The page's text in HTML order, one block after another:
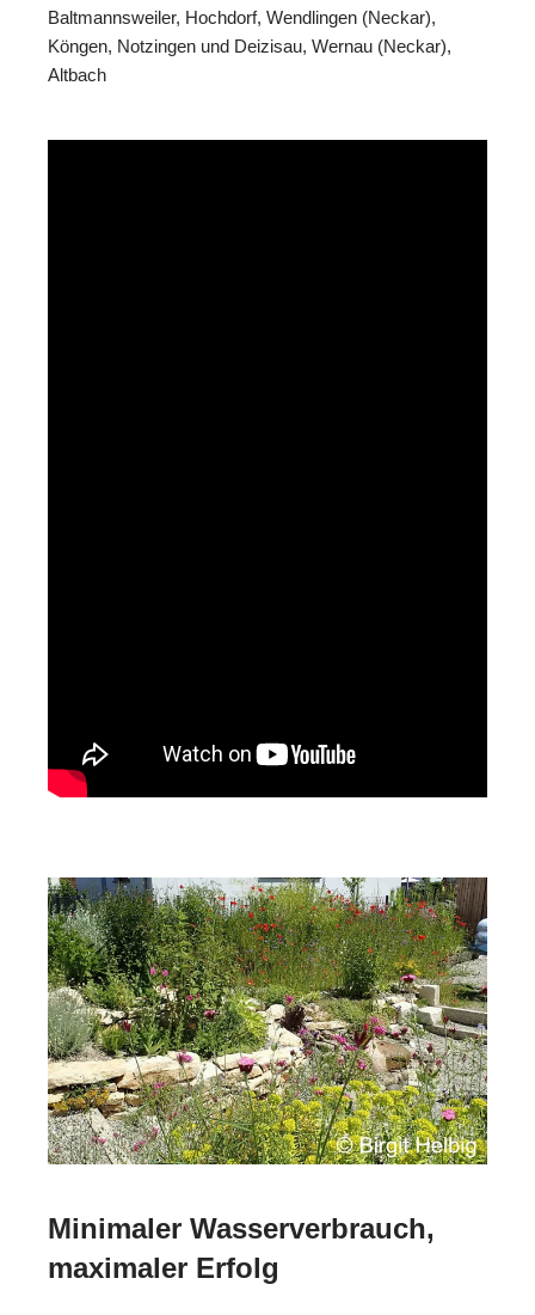
Baltmannsweiler, Hochdorf, Wendlingen (Neckar),
Köngen, Notzingen und Deizisau, Wernau (Neckar),
Altbach
Minimaler Wasserverbrauch,
maximaler Erfolg